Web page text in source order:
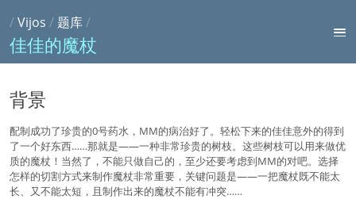
/Vijos / 题库/
佳佳的魔杖
背景
配制成功了珍贵的0号药水，MM的病治好了。轻松下来的佳佳意外的得到
了一个好东西……那就是——一种非常珍贵的树枝。这些树枝可以用来做优
质的魔杖！当然了，不能只做自己的，至少还要考虑到MM的对吧。选择
怎样的切割方式来制作魔杖非常重要，关键问题是——一把魔杖既不能太
长、又不能太短，且制作出来的魔杖不能有冲突……